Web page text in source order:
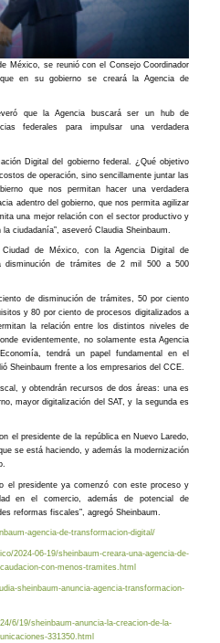
México, se reunió con el Consejo Coordinador
en su gobierno se creará la Agencia de
que la Agencia buscará ser un hub de
federales para impulsar una verdadera
Digital del gobierno federal. ¿Qué objetivo
de operación, sino sencillamente juntar las
que nos permitan hacer una verdadera
adentro del gobierno, que nos permita agilizar
una mejor relación con el sector productivo y
ciudadanía”, aseveró Claudia Sheinbaum.
de México, con la Agencia Digital de
disminución de trámites de 2 mil 500 a 500
de disminución de trámites, 50 por ciento
y 80 por ciento de procesos digitalizados a
la relación entre los distintos niveles de
evidentemente, no solamente esta Agencia
tendrá un papel fundamental en el
Sheinbaum frente a los empresarios del CCE.
y obtendrán recursos de dos áreas: una es
mayor digitalización del SAT, y la segunda es
el presidente de la república en Nuevo Laredo,
se está haciendo, y además la modernización
el presidente ya comenzó con este proceso y
en el comercio, además de potencial de
reformas fiscales”, agregó Sheinbaum.
agencia-de-transformacion-digital/
2024-06-19/sheinbaum-creara-una-agencia-de-
con-menos-tramites.html
sheinbaum-anuncia-agencia-transformacion-
6/19/sheinbaum-anuncia-la-creacion-de-la-
331350.html